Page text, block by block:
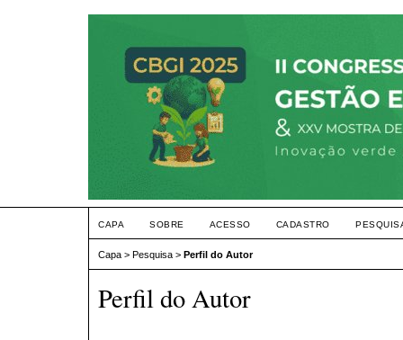
CAPA SOBRE ACESSO CADASTRO
Capa > Pesquisa > Perfil do Autor
Perfil do Autor